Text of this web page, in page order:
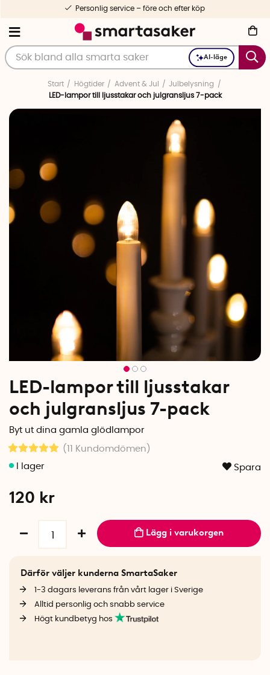
AI-läge
Personlig service – före och efter köp
Start Högtider Advent & Jul
Julbelysning
LED-lampor till ljusstakar och julgransljus 7-pack
LED-lampor till ljusstakar
och julgransljus 7-pack
Byt ut dina gamla glödlampor
(11 Kundomdömen )
Spara
120 kr
Lägg i varukorgen
Därför väljer kunderna SmartaSaker
1-3 dagars leverans från vårt lager i Sverige
Alltid personlig och snabb service
Högt kundbetyg hos